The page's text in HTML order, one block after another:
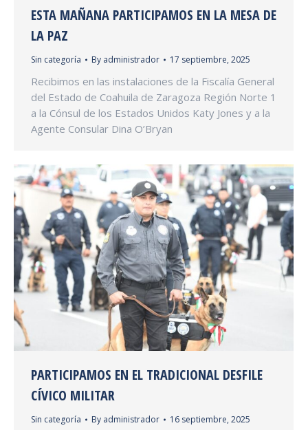
ESTA MAÑANA PARTICIPAMOS EN LA MESA DE
LA PAZ
Sin categoría By administrador 17 septiembre, 2025
Recibimos en las instalaciones de la Fiscalía General
del Estado de Coahuila de Zaragoza Región Norte 1
a la Cónsul de los Estados Unidos Katy Jones y a la
Agente Consular Dina O’Bryan
PARTICIPAMOS EN EL TRADICIONAL DESFILE
CÍVICO MILITAR
Sin categoría By administrador 16 septiembre, 2025